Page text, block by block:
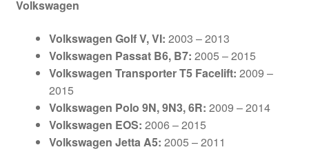
Volkswagen
Volkswagen Golf V, VI: 2003 – 2013
Volkswagen Passat B6, B7: 2005 – 2015
Volkswagen Transporter T5 Facelift: 2009 –
2015
Volkswagen Polo 9N, 9N3, 6R: 2009 – 2014
Volkswagen EOS: 2006 – 2015
Volkswagen Jetta A5: 2005 – 2011